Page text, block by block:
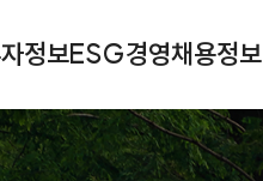
정보ESG경영채용정보